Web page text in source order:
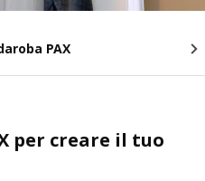
PAX
per creare il tuo